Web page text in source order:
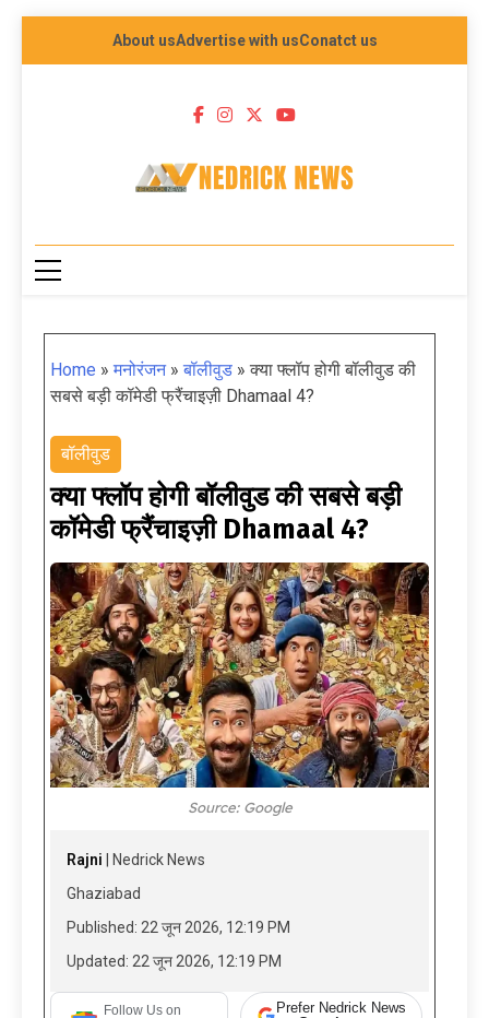
About usAdvertise with usConatct us
NEDRICK NEWS
Home »मनोरंजन»बॉलीवुड »क्या फ्लॉप होगी बॉलीवुड की
सबसे बड़ी कॉमेडी फ्रैंचाइज़ी Dhamaal 4?
बॉलीवुड
क्या फ्लॉप होगी बॉलीवुड की सबसे बड़ी
कॉमेडी फ्रैंचाइज़ी Dhamaal 4?
Source: Google
Rajni | Nedrick News
Ghaziabad
Published: 22 जून 2026, 12:19 PM
Updated: 22 जून 2026, 12:19 PM
Follow Us on
Prefer Nedrick News